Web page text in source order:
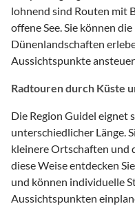
lohnend sind Routen mit
offene See. Sie können
Dünenlandschaften
Aussichtspunkte
Radtouren durch Küste
Die Region Guidel eignet
unterschiedlicher Länge.
kleinere Ortschaften und
diese Weise entdecken
und können individuelle
Aussichtspunkten